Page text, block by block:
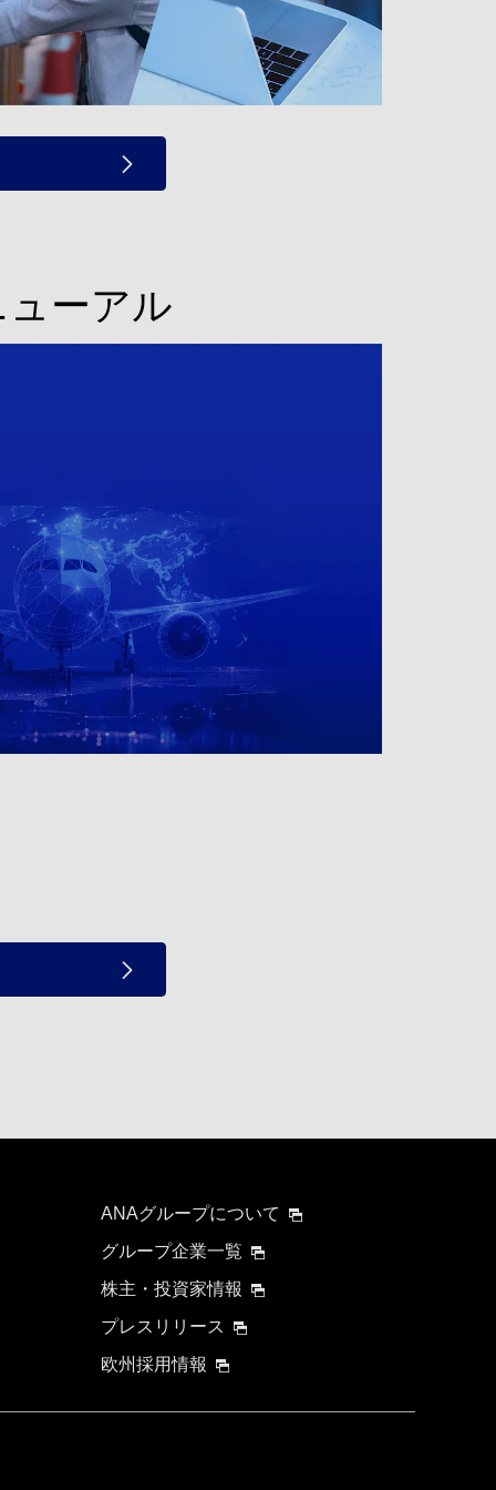
ーアル
ANAグループについて
グループ企業一覧
株主・投資家情報
プレスリリース
欧州採用情報